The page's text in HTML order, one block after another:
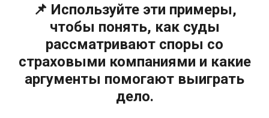
📌 Используйте эти примеры,
чтобы понять, как суды
рассматривают споры со
страховыми компаниями и какие
аргументы помогают выиграть
дело.